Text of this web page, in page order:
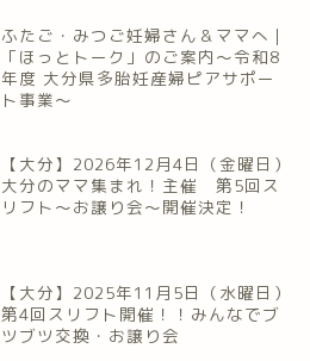
ふたご・みつご妊婦さん＆ママへ｜
「ほっとトーク」のご案内～令和8
年度 大分県多胎妊産婦ピアサポー
ト事業～
【大分】2026年12月4日（金曜日）
大分のママ集まれ！主催 第5回ス
リフト〜お譲り会〜開催決定！
【大分】2025年11月5日（水曜日）
第4回スリフト開催！！みんなでブ
ツブツ交換・お譲り会